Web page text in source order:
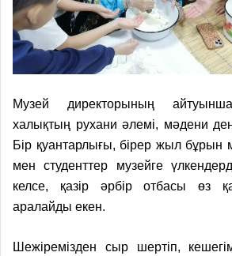
Музей директорының
халықтың рухани әлемі, мәдени
Бір қуантарлығы, бірер жыл бұрын
мен студенттер музейге
келсе, қазір әрбір отбасы өз
аралайды екен.
Шежіремізден сыр шертіп,